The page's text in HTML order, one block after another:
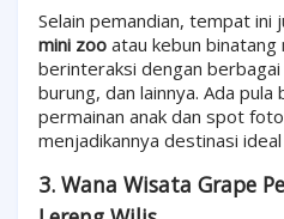
Selain pemandian, tempat ini
mini zoo atau kebun binatang
berinteraksi dengan
burung, dan lainnya. Ada pula
permainan anak dan spot
menjadikannya destinasi
3. Wana Wisata Grape